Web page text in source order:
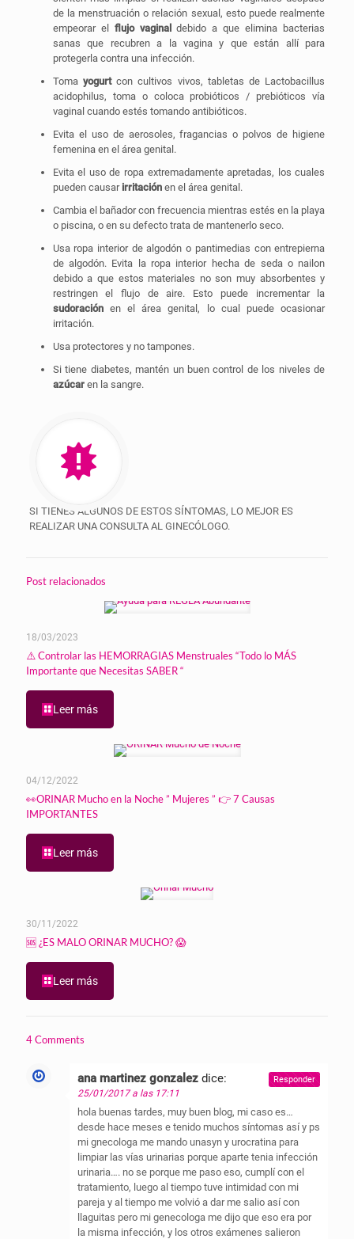
de la menstruación o relación sexual, esto puede realmente
empeorar el flujo vaginaldebido a que elimina bacterias
sanas que recubren a la vagina y que están allí para
protegerla contra una infección.
Tomayogurtcon cultivos vivos, tabletas de Lactobacillus
acidophilus, toma o coloca probióticos / prebióticos vía
vaginal cuando estés tomando antibióticos.
Evita el uso de aerosoles, fragancias o polvos de higiene
femenina en el área genital.
Evita el uso de ropa extremadamente apretadas, los cuales
pueden causar irritaciónen el área genital.
Cambia el bañador con frecuencia mientras estés en la playa
o piscina, o en su defecto trata de mantenerlo seco.
Usa ropa interior de algodón o pantimedias con entrepierna
de algodón. Evita la ropa interior hecha de seda o nailon
debido a que estos materiales no son muy absorbentes y
restringen el flujo de aire. Esto puede incrementar la
sudoraciónen el área genital, lo cual puede ocasionar
irritación.
Usa protectores y no tampones.
Si tiene diabetes, mantén un buen control de los niveles de
azúcaren la sangre.
SI TIENES ALGUNOS DE ESTOS SÍNTOMAS, LO MEJOR ES
REALIZAR UNA CONSULTA AL GINECÓLOGO.
Post relacionados
18/03/2023
⚠️ Controlar las HEMORRAGIAS Menstruales “Todo lo MÁS
Importante que Necesitas SABER “
Leer más
04/12/2022
👀ORINAR Mucho en la Noche ” Mujeres ” 👉 7 Causas
IMPORTANTES
Leer más
30/11/2022
🆘 ¿ES MALO ORINAR MUCHO? 😱
Leer más
4 Comments
ana martinez gonzalez dice:
25/01/2017 a las 17:11
hola buenas tardes, muy buen blog, mi caso es…
desde hace meses e tenido muchos síntomas así y ps
mi gnecologa me mando unasyn y urocratina para
limpiar las vías urinarias porque aparte tenia infección
urinaria…. no se porque me paso eso, cumplí con el
tratamiento, luego al tiempo tuve intimidad con mi
pareja y al tiempo me volvió a dar me salio así con
llaguitas pero mi genecologa me dijo que eso era por
la misma infección, y los otros exámenes salieron
Responder